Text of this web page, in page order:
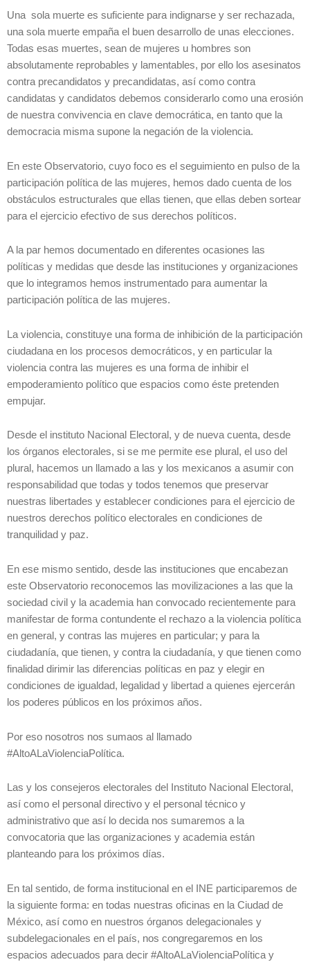
Una sola muerte es suficiente para indignarse y ser rechazada,
una sola muerte empaña el buen desarrollo de unas elecciones.
Todas esas muertes, sean de mujeres u hombres son
absolutamente reprobables y lamentables, por ello los asesinatos
contra precandidatos y precandidatas, así como contra
candidatas y candidatos debemos considerarlo como una erosión
de nuestra convivencia en clave democrática, en tanto que la
democracia misma supone la negación de la violencia.
En este Observatorio, cuyo foco es el seguimiento en pulso de la
participación política de las mujeres, hemos dado cuenta de los
obstáculos estructurales que ellas tienen, que ellas deben sortear
para el ejercicio efectivo de sus derechos políticos.
A la par hemos documentado en diferentes ocasiones las
políticas y medidas que desde las instituciones y organizaciones
que lo integramos hemos instrumentado para aumentar la
participación política de las mujeres.
La violencia, constituye una forma de inhibición de la participación
ciudadana en los procesos democráticos, y en particular la
violencia contra las mujeres es una forma de inhibir el
empoderamiento político que espacios como éste pretenden
empujar.
Desde el instituto Nacional Electoral, y de nueva cuenta, desde
los órganos electorales, si se me permite ese plural, el uso del
plural, hacemos un llamado a las y los mexicanos a asumir con
responsabilidad que todas y todos tenemos que preservar
nuestras libertades y establecer condiciones para el ejercicio de
nuestros derechos político electorales en condiciones de
tranquilidad y paz.
En ese mismo sentido, desde las instituciones que encabezan
este Observatorio reconocemos las movilizaciones a las que la
sociedad civil y la academia han convocado recientemente para
manifestar de forma contundente el rechazo a la violencia política
en general, y contras las mujeres en particular; y para la
ciudadanía, que tienen, y contra la ciudadanía, y que tienen como
finalidad dirimir las diferencias políticas en paz y elegir en
condiciones de igualdad, legalidad y libertad a quienes ejercerán
los poderes públicos en los próximos años.
Por eso nosotros nos sumaos al llamado
#AltoALaViolenciaPolítica.
Las y los consejeros electorales del Instituto Nacional Electoral,
así como el personal directivo y el personal técnico y
administrativo que así lo decida nos sumaremos a la
convocatoria que las organizaciones y academia están
planteando para los próximos días.
En tal sentido, de forma institucional en el INE participaremos de
la siguiente forma: en todas nuestras oficinas en la Ciudad de
México, así como en nuestros órganos delegacionales y
subdelegacionales en el país, nos congregaremos en los
espacios adecuados para decir #AltoALaViolenciaPolítica y